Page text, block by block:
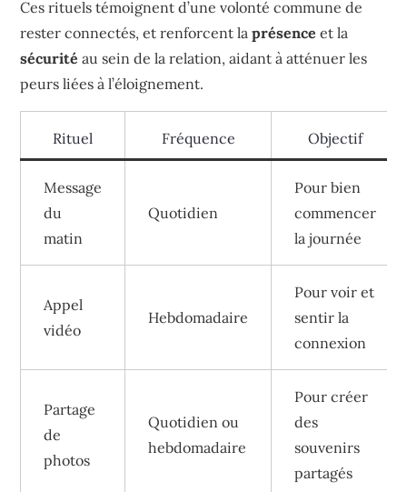
Ces rituels témoignent d’une volonté commune de
rester connectés, et renforcent laprésence et la
sécurité au sein de la relation, aidant à atténuer les
peurs liées à l’éloignement.
Rituel Fréquence Objectif
Message
du
matin
Quotidien
Pour bien
commencer
la journée
Appel
vidéo
Hebdomadaire
Pour voir et
sentir la
connexion
Partage
de
photos
Quotidien ou
hebdomadaire
Pour créer
des
souvenirs
partagés